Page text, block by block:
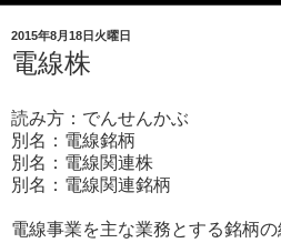
2015年8月18日火曜日
電線株
読み方：でんせんかぶ
別名：電線銘柄
別名：電線関連株
別名：電線関連銘柄
電線事業を主な業務とする銘柄の